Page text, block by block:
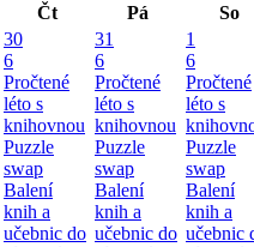
Čt Pá
So
30
6
Pročtené
léto s
knihovnou
Puzzle
swap
Balení
knih a
učebnic do
31
6
Pročtené
léto s
knihovnou
Puzzle
swap
Balení
knih a
učebnic do
1
6
Pročtené
léto s
Puzzle
swap
Balení
knih a
učebnic